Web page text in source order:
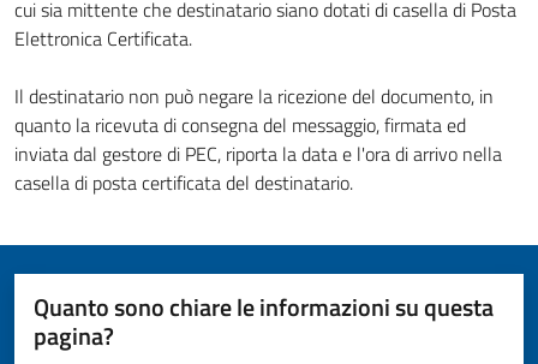
cui sia mittente che destinatario siano dotati di casella di Posta
Elettronica Certificata.
Il destinatario non può negare la ricezione del documento, in
quanto la ricevuta di consegna del messaggio, firmata ed
inviata dal gestore di PEC, riporta la data e l'ora di arrivo nella
casella di posta certificata del destinatario.
Quanto sono chiare le informazioni su questa
pagina?